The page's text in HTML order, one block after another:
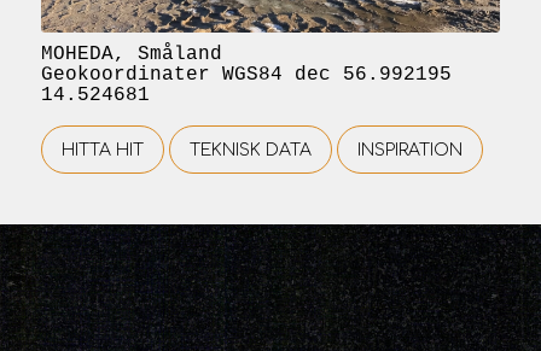
MOHEDA, Småland
Geokoordinater WGS84 dec 56.992195
14.524681
HITTA HIT TEKNISK DATA INSPIRATION